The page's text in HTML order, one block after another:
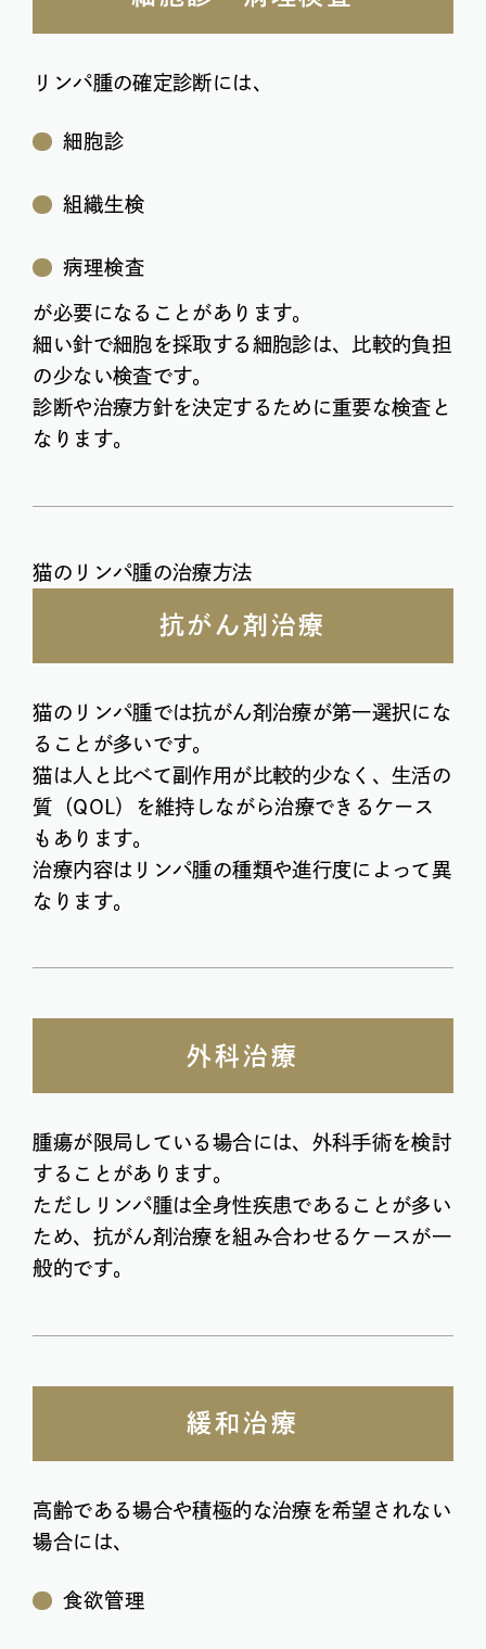
リンパ腫の確定診断には、
細胞診
組織生検
病理検査
が必要になることがあります。
細い針で細胞を採取する細胞診は、比較的負担
の少ない検査です。
診断や治療方針を決定するために重要な検査と
なります。
猫のリンパ腫の治療方法
抗がん剤治療
猫のリンパ腫では抗がん剤治療が第一選択にな
ることが多いです。
猫は人と比べて副作用が比較的少なく、生活の
質（QOL）を維持しながら治療できるケース
もあります。
治療内容はリンパ腫の種類や進行度によって異
なります。
外科治療
腫瘍が限局している場合には、外科手術を検討
することがあります。
ただしリンパ腫は全身性疾患であることが多い
ため、抗がん剤治療を組み合わせるケースが一
般的です。
緩和治療
高齢である場合や積極的な治療を希望されない
場合には、
食欲管理